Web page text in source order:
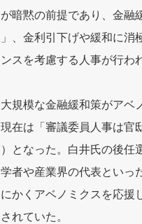
暗黙の前提であり、金融
、金利引下げや緩和に消
スを考慮する人事が行わ
規模な金融緩和策がアベ
在は「審議委員人事は官
）となった。白井氏の後任
者や産業界の代表といっ
かくアベノミクスを応援
れていた。